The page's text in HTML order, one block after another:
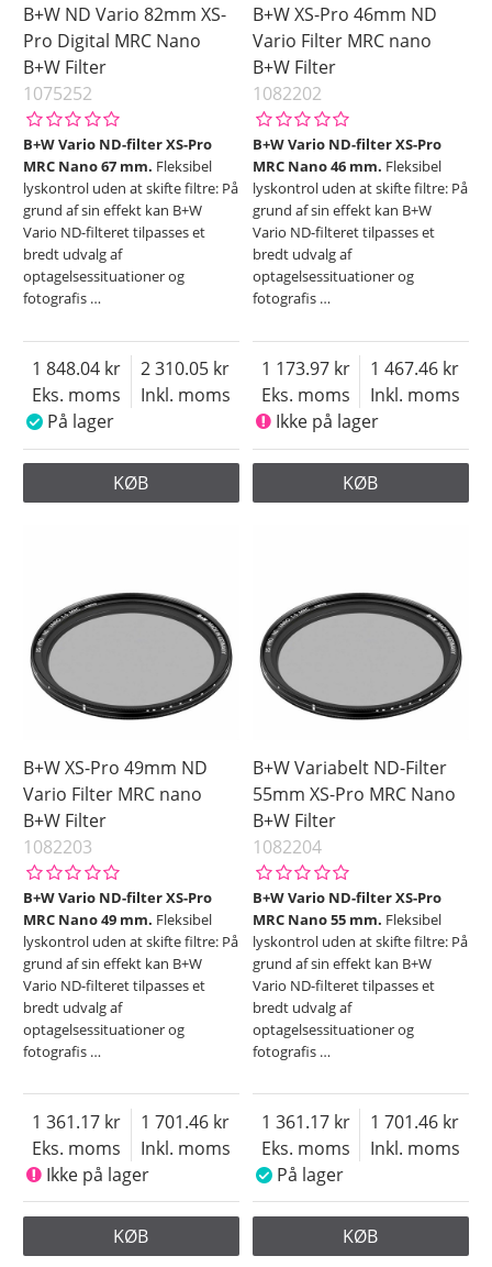
B+W ND Vario 82mm XS-
Pro Digital MRC Nano
B+W Filter
1075252
B+W Vario ND-filter XS-Pro
MRC Nano 67 mm. Fleksibel
lyskontrol uden at skifte filtre: På
grund af sin effekt kan B+W
Vario ND-filteret tilpasses et
bredt udvalg af
optagelsessituationer og
fotografis …
Eks. moms
1 848.04
Inkl. moms
2 310.05
På lager
KØB
B+W XS-Pro 46mm ND
Vario Filter MRC nano
B+W Filter
1082202
B+W Vario ND-filter XS-Pro
MRC Nano 46 mm. Fleksibel
lyskontrol uden at skifte filtre: På
grund af sin effekt kan B+W
Vario ND-filteret tilpasses et
bredt udvalg af
optagelsessituationer og
fotografis …
Eks. moms
1 173.97
Inkl. moms
1 467.46
Ikke på lager
KØB
B+W XS-Pro 49mm ND
Vario Filter MRC nano
B+W Filter
1082203
B+W Vario ND-filter XS-Pro
MRC Nano 49 mm. Fleksibel
lyskontrol uden at skifte filtre: På
grund af sin effekt kan B+W
Vario ND-filteret tilpasses et
bredt udvalg af
optagelsessituationer og
fotografis …
Eks. moms
1 361.17
Inkl. moms
1 701.46
Ikke på lager
KØB
B+W Variabelt ND-Filter
55mm XS-Pro MRC Nano
B+W Filter
1082204
B+W Vario ND-filter XS-Pro
MRC Nano 55 mm. Fleksibel
lyskontrol uden at skifte filtre: På
grund af sin effekt kan B+W
Vario ND-filteret tilpasses et
bredt udvalg af
optagelsessituationer og
fotografis …
Eks. moms
1 361.17
Inkl. moms
1 701.46
På lager
KØB